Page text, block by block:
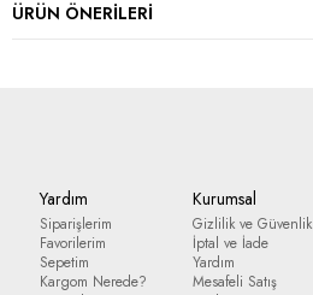
ÜRÜN ÖNERILERI
Yardım
Siparişlerim
Favorilerim
Sepetim
Kargom Nerede?
Kurumsal
Gizlilik ve Güvenlik
İptal ve İade
Yardım
Mesafeli Satış